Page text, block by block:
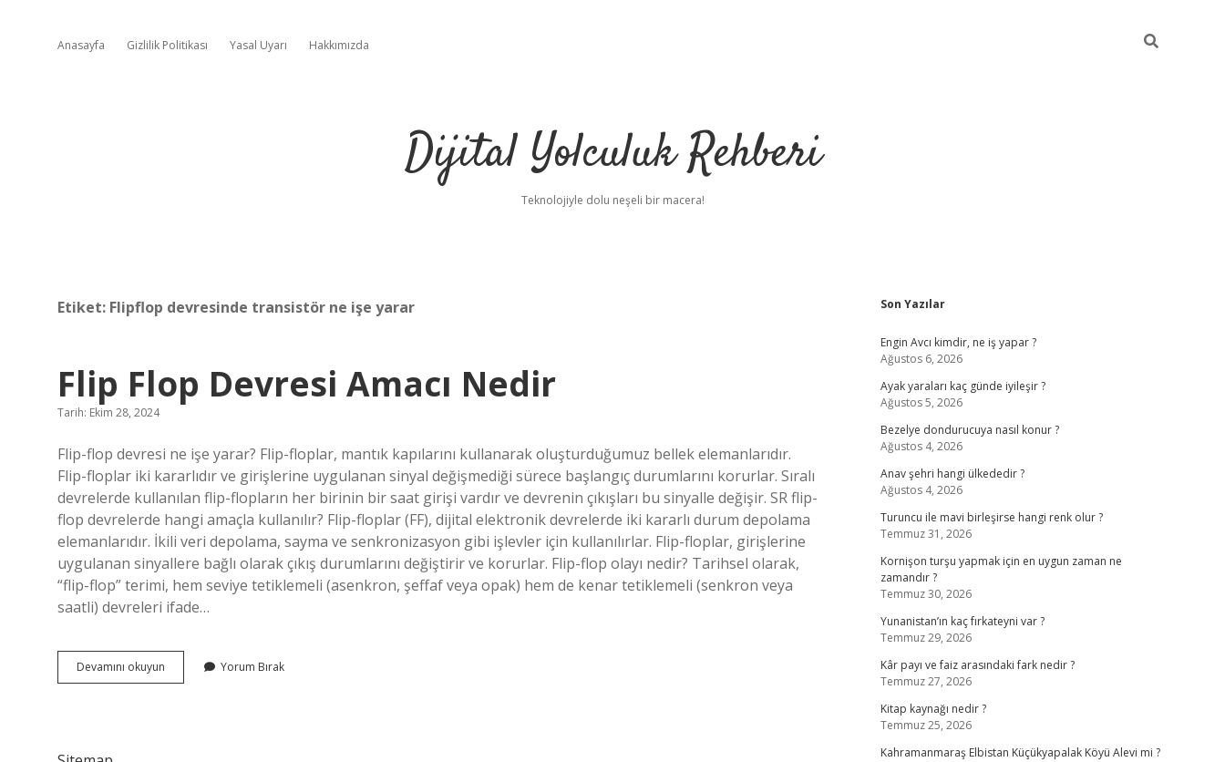
Anasayfa Gizlilik Politikası Yasal Uyarı Hakkımızda
Dijital Yolculuk Rehberi
Teknolojiyle dolu neşeli bir macera!
Etiket: Flipflop devresinde transistör ne işe yarar
Flip Flop Devresi Amacı Nedir
Tarih: Ekim 28, 2024
Flip-flop devresi ne işe yarar? Flip-floplar, mantık kapılarını kullanarak oluşturduğumuz bellek elemanlarıdır.
Flip-floplar iki kararlıdır ve girişlerine uygulanan sinyal değişmediği sürece başlangıç ​​durumlarını korurlar. Sıralı
devrelerde kullanılan flip-flopların her birinin bir saat girişi vardır ve devrenin çıkışları bu sinyalle değişir. SR flip-
flop devrelerde hangi amaçla kullanılır? Flip-floplar (FF), dijital elektronik devrelerde iki kararlı durum depolama
elemanlarıdır. İkili veri depolama, sayma ve senkronizasyon gibi işlevler için kullanılırlar. Flip-floplar, girişlerine
uygulanan sinyallere bağlı olarak çıkış durumlarını değiştirir ve korurlar. Flip-flop olayı nedir? Tarihsel olarak,
“flip-flop” terimi, hem seviye tetiklemeli (asenkron, şeffaf veya opak) hem de kenar tetiklemeli (senkron veya
saatli) devreleri ifade…
Devamını okuyun
Flop
Yorum Bırak
Sidebar
Son Yazılar
Engin Avcı kimdir, ne iş yapar ?
Ağustos 6, 2026
Ayak yaraları kaç günde iyileşir ?
Ağustos 5, 2026
Bezelye dondurucuya nasıl konur ?
Ağustos 4, 2026
Anav şehri hangi ülkededir ?
Ağustos 4, 2026
Turuncu ile mavi birleşirse hangi renk olur ?
Temmuz 31, 2026
Kornişon turşu yapmak için en uygun zaman ne
zamandır ?
Temmuz 30, 2026
Yunanistan’ın kaç fırkateyni var ?
Temmuz 29, 2026
Kâr payı ve faiz arasındaki fark nedir ?
Temmuz 27, 2026
Kitap kaynağı nedir ?
Temmuz 25, 2026
Kahramanmaraş Elbistan Küçükyapalak Köyü Alevi mi ?